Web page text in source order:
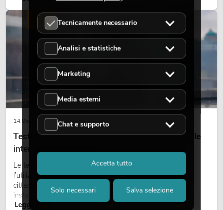
14.05.2026
Teste mobili outdoor: teste mobili resistenti alle
intemperie per eventi
Le teste mobili outdoor sono proiettori motorizzati per
l’utilizzo all’aperto. Vengono impiegate in festival, feste
cittadine, concerti open-air, allestimenti architetturali e
installazioni temporanee all’esterno.
Leggi ora
LUCE Tecnicamente necessario
Analisi e statistiche
Marketing
Media esterni
Chat e supporto
Solo necessari Salva selezione
Accetta tutto